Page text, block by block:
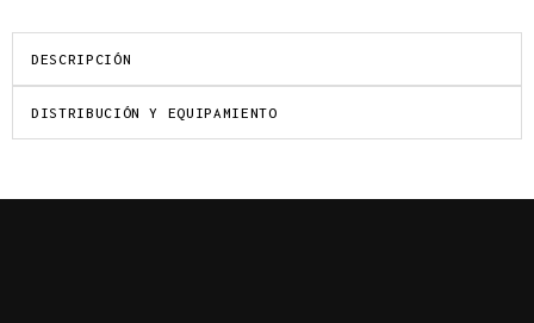
DESCRIPCIÓN
DISTRIBUCIÓN Y EQUIPAMIENTO